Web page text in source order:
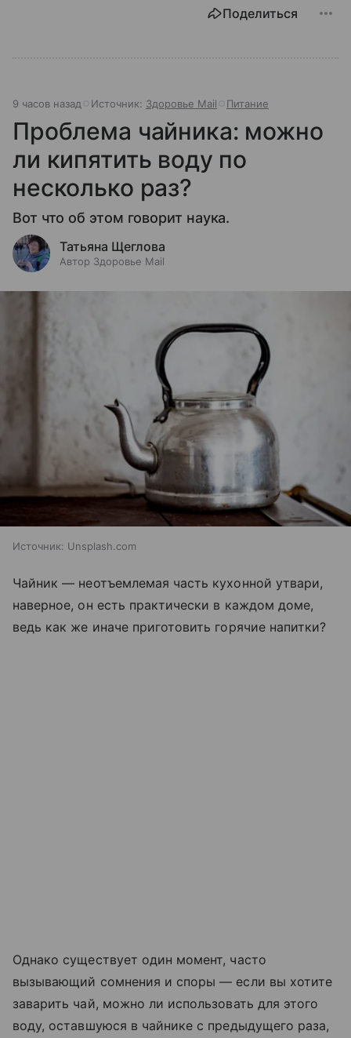
Поделиться
9 часов назад Источник: Здоровье Mail Питание
Проблема чайника: можно
ли кипятить воду по
несколько раз?
Вот что об этом говорит наука.
Татьяна Щеглова
Автор Здоровье Mail
Источник: Unsplash.com
Чайник — неотъемлемая часть кухонной утвари,
наверное, он есть практически в каждом доме,
ведь как же иначе приготовить горячие напитки?
Однако существует один момент, часто
вызывающий сомнения и споры — если вы хотите
заварить чай, можно ли использовать для этого
воду, оставшуюся в чайнике с предыдущего раза,